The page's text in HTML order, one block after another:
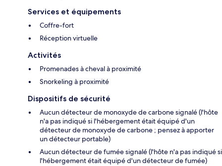
Services et équipements
Coffre-fort
Réception virtuelle
Activités
Promenades à cheval à proximité
Snorkeling à proximité
Dispositifs de sécurité
Aucun détecteur de monoxyde de carbone signalé (l'hôte
n'a pas indiqué si l'hébergement était équipé d'un
détecteur de monoxyde de carbone ; pensez à apporter
un détecteur portable)
Aucun détecteur de fumée signalé (l'hôte n'a pas indiqué si
l'hébergement était équipé d'un détecteur de fumée)